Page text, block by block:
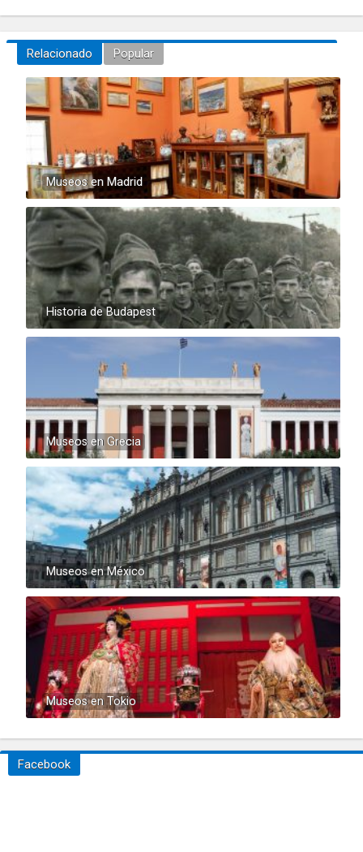
Relacionado Popular
Museos en Madrid
Historia de Budapest
Museos en Grecia
Museos en México
Museos en Tokio
Facebook